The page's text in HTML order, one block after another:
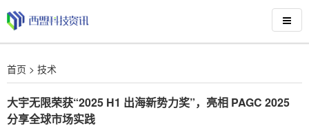
首页 > 技术
大宇无限荣获“2025 H1 出海新势力奖”，亮相 PAGC 2025
分享全球市场实践